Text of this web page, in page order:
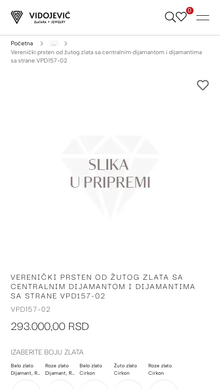
Skip
0
Početna
...
Verenički prsten od žutog zlata sa centralnim dijamantom i dijamantima
sa strane VPD157-02
Skip
to
the
beginning
the
VERENIČKI PRSTEN OD ŽUTOG ZLATA SA
CENTRALNIM DIJAMANTOM I DIJAMANTIMA
SA STRANE VPD157-02
VPD157-02
293.000,00 RSD
IZABERITE BOJU ZLATA
Belo zlato
Dijamant, Rubin
Roze zlato
Dijamant, Rubin
Belo zlato
Cirkon
Žuto zlato
Cirkon
Roze zlato
Cirkon